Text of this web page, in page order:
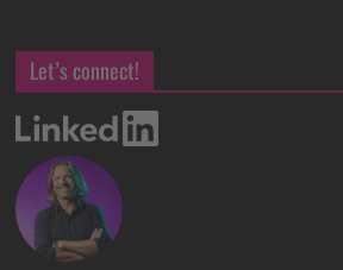
Let’s connect!